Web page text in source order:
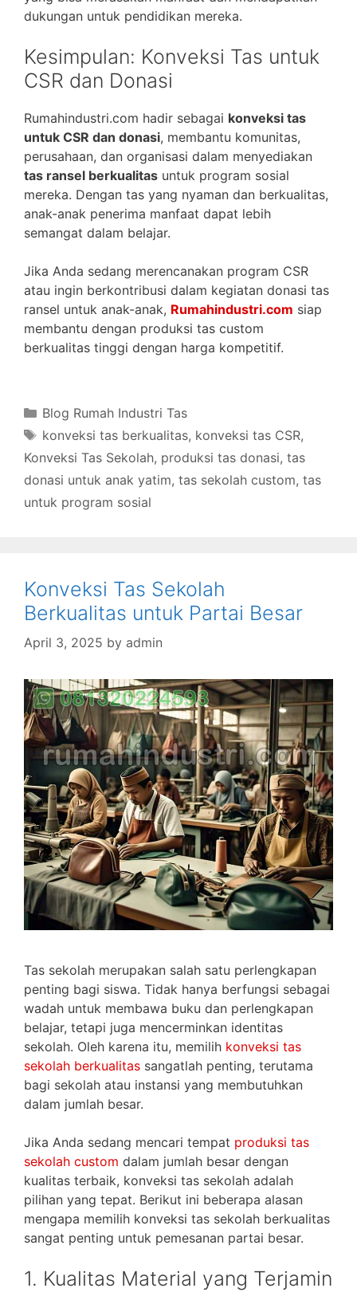
dukungan untuk pendidikan mereka.
Kesimpulan: Konveksi Tas untuk
CSR dan Donasi
Rumahindustri.com hadir sebagai konveksi tas
untuk CSR dan donasi, membantu komunitas,
perusahaan, dan organisasi dalam menyediakan
tas ransel berkualitas untuk program sosial
mereka. Dengan tas yang nyaman dan berkualitas,
anak-anak penerima manfaat dapat lebih
semangat dalam belajar.
Jika Anda sedang merencanakan program CSR
atau ingin berkontribusi dalam kegiatan donasi tas
ransel untuk anak-anak, Rumahindustri.com siap
membantu dengan produksi tas custom
berkualitas tinggi dengan harga kompetitif.
Categories
Blog Rumah Industri Tas
Tags
konveksi tas berkualitas, konveksi tas CSR,
Konveksi Tas Sekolah, produksi tas donasi, tas
donasi untuk anak yatim, tas sekolah custom, tas
untuk program sosial
Konveksi Tas Sekolah
Berkualitas untuk Partai Besar
April 3, 2025 by admin
Tas sekolah merupakan salah satu perlengkapan
penting bagi siswa. Tidak hanya berfungsi sebagai
wadah untuk membawa buku dan perlengkapan
belajar, tetapi juga mencerminkan identitas
sekolah. Oleh karena itu, memilih konveksi tas
sekolah berkualitas sangatlah penting, terutama
bagi sekolah atau instansi yang membutuhkan
dalam jumlah besar.
Jika Anda sedang mencari tempat produksi tas
sekolah custom dalam jumlah besar dengan
kualitas terbaik, konveksi tas sekolah adalah
pilihan yang tepat. Berikut ini beberapa alasan
mengapa memilih konveksi tas sekolah berkualitas
sangat penting untuk pemesanan partai besar.
1. Kualitas Material yang Terjamin